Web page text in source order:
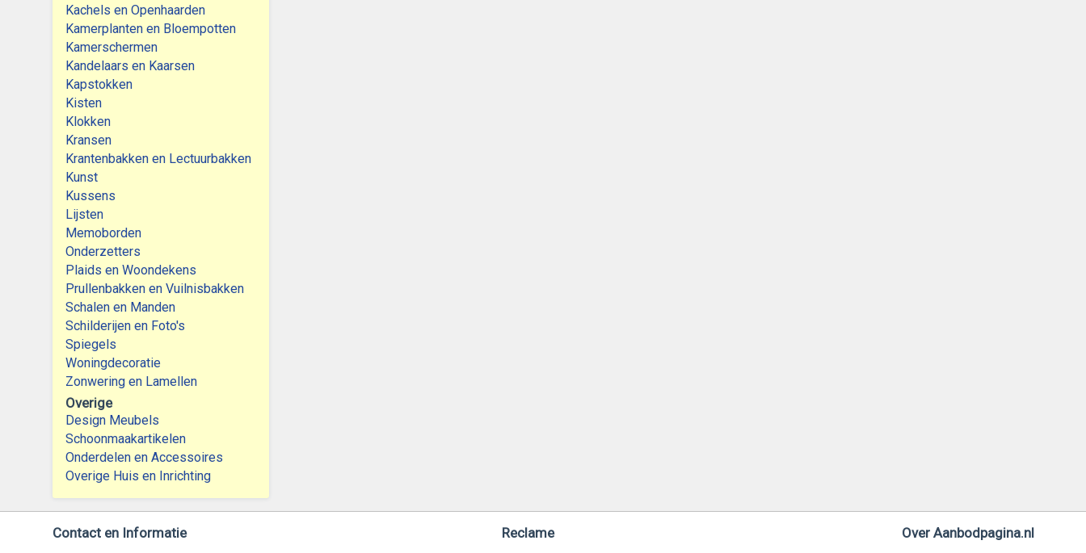
Kachels en Openhaarden
Kamerplanten en Bloempotten
Kamerschermen
Kandelaars en Kaarsen
Kapstokken
Kisten
Klokken
Kransen
Krantenbakken en Lectuurbakken
Kunst
Kussens
Lijsten
Memoborden
Onderzetters
Plaids en Woondekens
Prullenbakken en Vuilnisbakken
Schalen en Manden
Schilderijen en Foto's
Spiegels
Woningdecoratie
Zonwering en Lamellen
Overige
Design Meubels
Schoonmaakartikelen
Onderdelen en Accessoires
Overige Huis en Inrichting
Contact en Informatie Reclame Over Aanbodpagina.nl